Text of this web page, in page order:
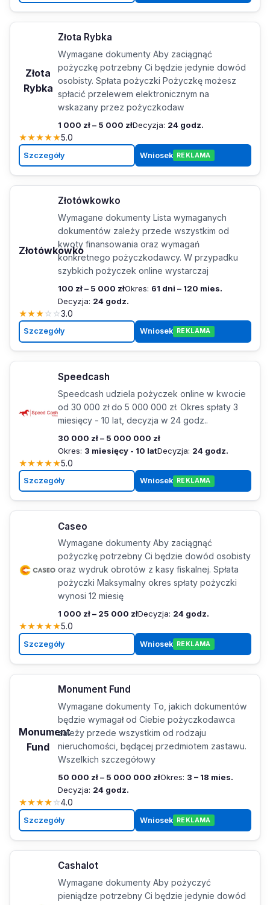
Złota
Rybka
Złota Rybka
Wymagane dokumenty Aby zaciągnąć
pożyczkę potrzebny Ci będzie jedynie dowód
osobisty. Spłata pożyczki Pożyczkę możesz
spłacić przelewem elektronicznym na
wskazany przez pożyczkodaw
1 000 zł – 5 000 złDecyzja: 24 godz.
★★★★★5.0
Szczegóły Wniosek REKLAMA
Złotówkowko
Złotówkowko
Wymagane dokumenty Lista wymaganych
dokumentów zależy przede wszystkim od
kwoty finansowania oraz wymagań
konkretnego pożyczkodawcy. W przypadku
szybkich pożyczek online wystarczaj
100 zł – 5 000 złOkres: 61 dni – 120 mies.
Decyzja: 24 godz.
★★★☆ ☆3.0
Szczegóły Wniosek REKLAMA
Speedcash
Speedcash udziela pożyczek online w kwocie
od 30 000 zł do 5 000 000 zł. Okres spłaty 3
miesięcy - 10 lat, decyzja w 24 godz..
30 000 zł – 5 000 000 zł
Okres: 3 miesięcy - 10 latDecyzja: 24 godz.
★★★★★5.0
Szczegóły Wniosek REKLAMA
Caseo
Wymagane dokumenty Aby zaciągnąć
pożyczkę potrzebny Ci będzie dowód osobisty
oraz wydruk obrotów z kasy fiskalnej. Spłata
pożyczki Maksymalny okres spłaty pożyczki
wynosi 12 miesię
1 000 zł – 25 000 złDecyzja: 24 godz.
★★★★★5.0
Szczegóły Wniosek REKLAMA
Monument
Fund
Monument Fund
Wymagane dokumenty To, jakich dokumentów
będzie wymagał od Ciebie pożyczkodawca
zależy przede wszystkim od rodzaju
nieruchomości, będącej przedmiotem zastawu.
Wszelkich szczegółowy
50 000 zł – 5 000 000 złOkres: 3 – 18 mies.
Decyzja: 24 godz.
★★★★☆4.0
Szczegóły Wniosek REKLAMA
Cashalot
Wymagane dokumenty Aby pożyczyć
pieniądze potrzebny Ci będzie jedynie dowód